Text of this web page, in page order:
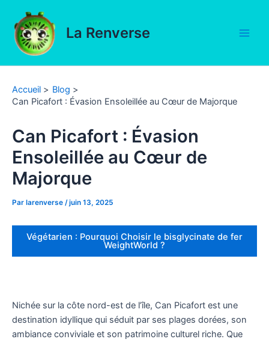
contenu
La Renverse
Accueil
Blog
Can Picafort : Évasion Ensoleillée au Cœur de Majorque
Can Picafort : Évasion
Ensoleillée au Cœur de
Majorque
Par larenverse /juin 13, 2025
Végétarien : Pourquoi Choisir le bisglycinate de fer
WeightWorld ?
Nichée sur la côte nord-est de l’île, Can Picafort est une
destination idyllique qui séduit par ses plages dorées, son
ambiance conviviale et son patrimoine culturel riche. Que